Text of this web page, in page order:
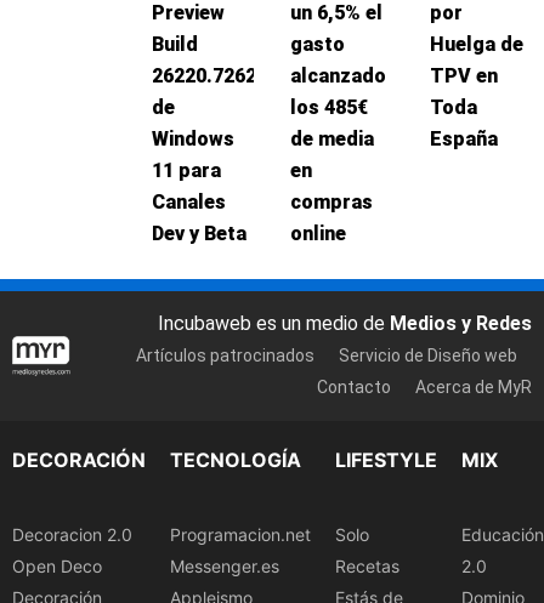
Preview
Build
26220.7262
de
Windows
11 para
Canales
Dev y Beta
un 6,5% el
gasto
alcanzado
los 485€
de media
en
compras
online
por
Huelga de
TPV en
Toda
España
Incubaweb es un medio de Medios y Redes
Artículos patrocinados
Servicio de Diseño web
Contacto
Acerca de MyR
DECORACIÓN
Decoracion 2.0
Open Deco
Decoración
TECNOLOGÍA
Programacion.net
Messenger.es
Appleismo
LIFESTYLE
Solo
Recetas
Estás de
MIX
Educación
2.0
Dominio